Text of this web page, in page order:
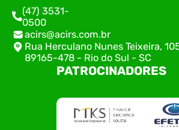
(47) 3531-
0500
acirs@acirs.com.br
Rua Herculano Nunes Teixeira,
89165-478 - Rio do Sul - SC
PATROCINADORES